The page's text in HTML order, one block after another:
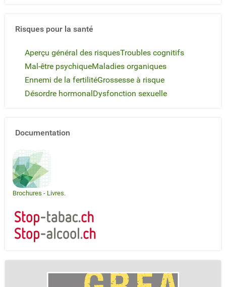
Risques pour la santé
Aperçu général des risquesTroubles cognitifs
Mal-être psychiqueMaladies organiques
Ennemi de la fertilitéGrossesse à risque
Désordre hormonalDysfonction sexuelle
Documentation
Brochures - Livres.